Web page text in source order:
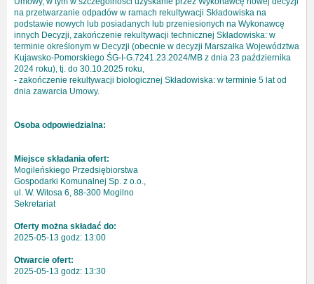
na przetwarzanie odpadów w ramach rekultywacji Składowiska na
podstawie nowych lub posiadanych lub przeniesionych na Wykonawcę
innych Decyzji, zakończenie rekultywacji technicznej Składowiska: w
terminie określonym w Decyzji (obecnie w decyzji Marszałka Województwa
Kujawsko-Pomorskiego ŚG-I-G.7241.23.2024/MB z dnia 23 października
2024 roku), tj. do 30.10.2025 roku,
- zakończenie rekultywacji biologicznej Składowiska: w terminie 5 lat od
dnia zawarcia Umowy.
Osoba odpowiedzialna:
Miejsce składania ofert:
Mogileńskiego Przedsiębiorstwa
Gospodarki Komunalnej Sp. z o.o.,
ul. W. Witosa 6, 88-300 Mogilno
Sekretariat
Oferty można składać do:
2025-05-13 godz: 13:00
Otwarcie ofert:
2025-05-13 godz: 13:30